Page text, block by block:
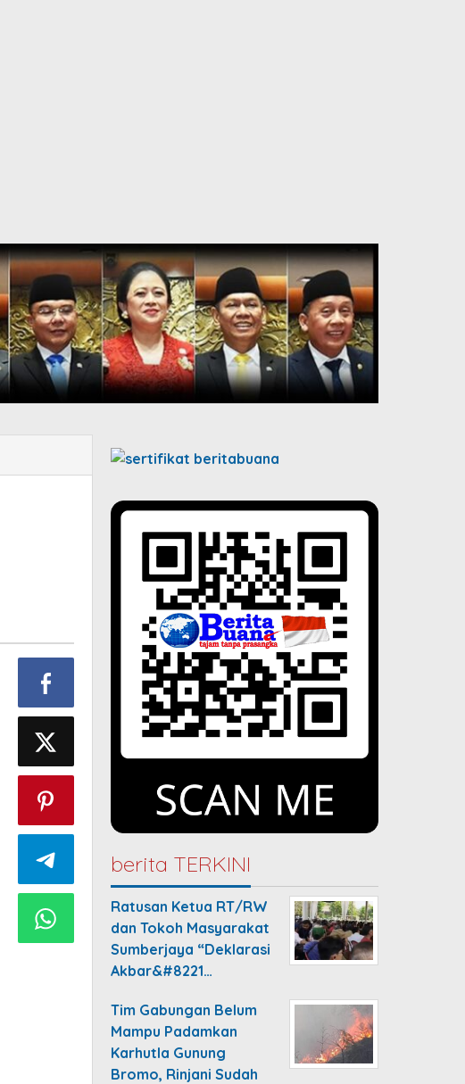
berita TERKINI
Ratusan Ketua RT/RW
dan Tokoh Masyarakat
Sumberjaya “Deklarasi
Akbar&#8221…
Tim Gabungan Belum
Mampu Padamkan
Karhutla Gunung
Bromo, Rinjani Sudah